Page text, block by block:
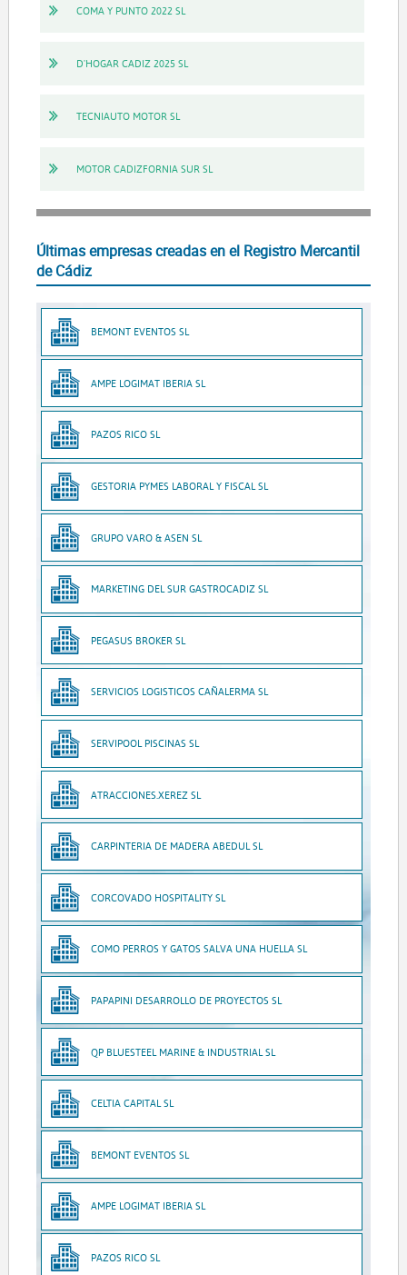
COMA Y PUNTO 2022 SL
D'HOGAR CADIZ 2025 SL
TECNIAUTO MOTOR SL
MOTOR CADIZFORNIA SUR SL
Últimas empresas creadas en el Registro Mercantil
de Cádiz
BEMONT EVENTOS SL
AMPE LOGIMAT IBERIA SL
PAZOS RICO SL
GESTORIA PYMES LABORAL Y FISCAL SL
GRUPO VARO & ASEN SL
MARKETING DEL SUR GASTROCADIZ SL
PEGASUS BROKER SL
SERVICIOS LOGISTICOS CAÑALERMA SL
SERVIPOOL PISCINAS SL
ATRACCIONES.XEREZ SL
CARPINTERIA DE MADERA ABEDUL SL
CORCOVADO HOSPITALITY SL
COMO PERROS Y GATOS SALVA UNA HUELLA SL
PAPAPINI DESARROLLO DE PROYECTOS SL
QP BLUESTEEL MARINE & INDUSTRIAL SL
CELTIA CAPITAL SL
BEMONT EVENTOS SL
AMPE LOGIMAT IBERIA SL
PAZOS RICO SL